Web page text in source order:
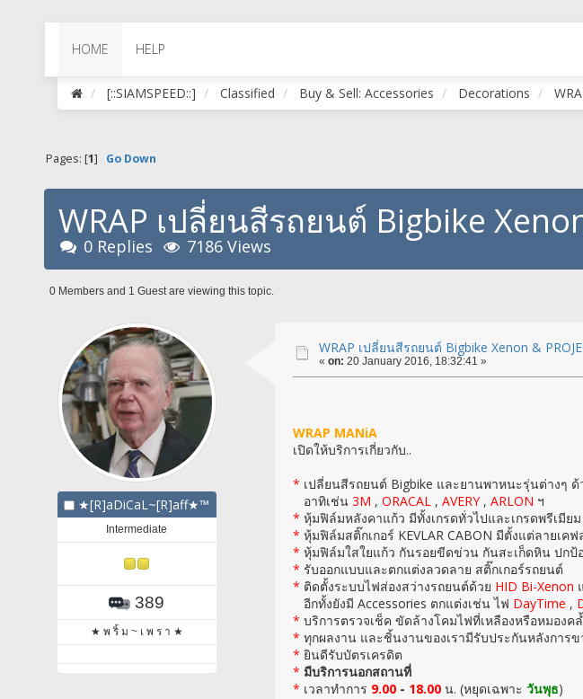
HOME HELP
[::SIAMSPEED::] Classified Buy & Sell: Accessories Decorations
Pages: [1] Go Down
WRAP เปลี่ยนสีรถยนต์ Bigbike
0 Replies 7186 Views
0 Members and 1 Guest are viewing this topic.
★[R]aDiCaL~[R]aff★™
Intermediate
389
★ พ ริ้ ม ~ เ พ ร า ★
WRAP เปลี่ยนสีรถยนต์ Bigbike Xenon &
«on: 20 January 2016, 18:32:41 »
WRAP MANiA
เปิดให้บริการเกี่ยวกับ..
* เปลี่ยนสีรถยนต์ Bigbike และยานพาหนะรุ่นต่างๆ
อาทิเช่น3M ,ORACAL ,AVERY,ARLON ฯ
* หุ้มฟิล์มหลังคาแก้ว มีทั้งเกรดทั่วไปและเกรดพรีเมีย
* หุ้มฟิล์มสติ๊กเกอร์ KEVLAR CABON มีตั้งแต่ลายเค
* หุ้มฟิล์มใสใยแก้ว กันรอยขีดข่วน กันสะเก็ดหิน ปก
* รับออกแบบและตกแต่งลวดลาย สติ๊กเกอร์รถยนต์
* ติดตั้งระบบไฟส่องสว่างรถยนต์ด้วย HID Bi-Xenon
อีกทั้งยังมี Accessories ตกแต่งเช่น ไฟ DayTime ,
* บริการตรวจเช็ค ขัดล้างโคมไฟที่เหลืองหรือหมองค
* ทุกผลงาน และชิ้นงานของเรามีรับประกันหลังการข
* ยินดีรับบัตรเครดิต
* มีบริการนอกสถานที่
* เวลาทำการ 9.00 - 18.00 น. (หยุดเฉพาะวันพุธ)